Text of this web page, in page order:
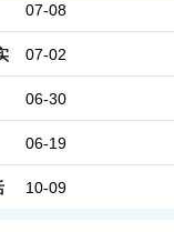
07-08
07-02
06-30
06-19
10-09